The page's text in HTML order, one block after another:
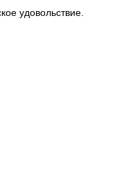
удовольствие.